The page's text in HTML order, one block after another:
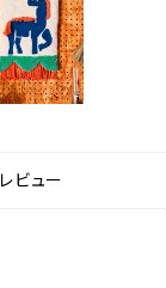
レビュー